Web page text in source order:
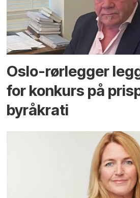
Oslo-rørlegger
for konkurs på
byråkrati